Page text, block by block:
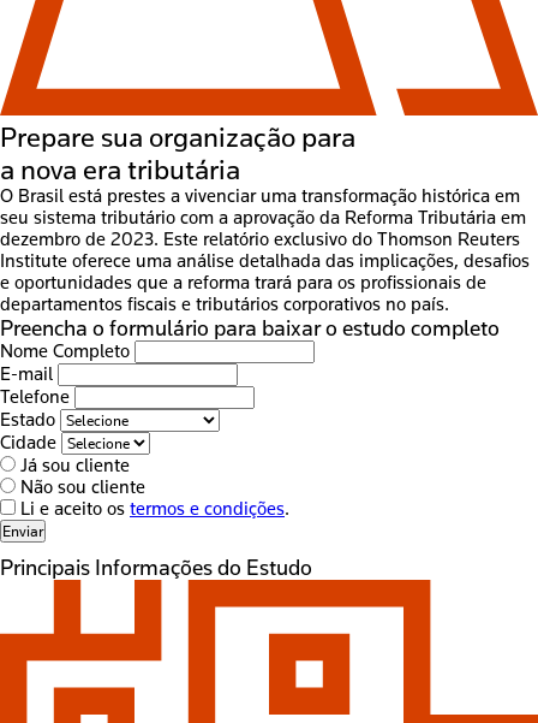
Prepare sua organização para
a nova era tributária
O Brasil está prestes a vivenciar uma transformação histórica em
seu sistema tributário com a aprovação da Reforma Tributária em
dezembro de 2023. Este relatório exclusivo do Thomson Reuters
Institute oferece uma análise detalhada das implicações, desafios
e oportunidades que a reforma trará para os profissionais de
departamentos fiscais e tributários corporativos no país.
Preencha o formulário para baixar o estudo completo
Nome Completo
E-mail
Telefone
Estado
Cidade
Já sou cliente
Não sou cliente
Li e aceito os termos e condições.
Enviar
Principais Informações do Estudo